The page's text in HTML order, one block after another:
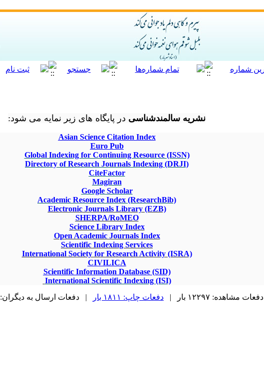
نشریه سالمندشناسی در پایگاه های زیر نمایه می شود:
Asian Science Citation Index
Euro Pub
Global Indexing for Continuing Resource (ISSN)
Directory of Research Journals Indexing (DRJI)
CiteFactor
Magiran
Google Scholar
Academic Resource Index (ResearchBib)
Electronic Journals Library (EZB)
SHERPA/RoMEO
Science Library Index
Open Academic Journals Index
Scientific Indexing Services
International Society for Research Activity (ISRA)
CIVILICA
Scientific Information Database (SID)
International Scientific Indexing (ISI)
دفعات مشاهده: ۱۲۲۹۷ بار |
دفعات چاپ: ۱۸۱۱ بار | دفعات ارسال به دیگران: ۰ بار |